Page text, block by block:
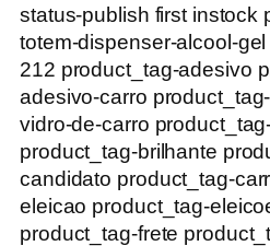
status-publish first instock
totem-dispenser-alcool-
212 product_tag-adesivo
adesivo-carro
vidro-de-carro
product_tag-brilhante
candidato product_tag-
eleicao product_tag-
product_tag-frete